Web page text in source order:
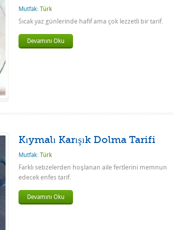
Mutfak: Türk
Sıcak yaz günlerinde hafif ama çok lezzetli bir tarif.
Devamını Oku
Kıymalı Karışık Dolma Tarifi
Mutfak: Türk
Farklı sebzelerden hoşlanan aile fertlerini memnun
edecek enfes tarif.
Devamını Oku